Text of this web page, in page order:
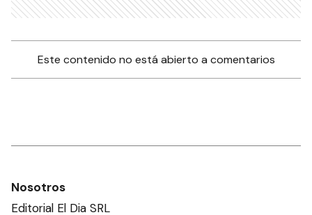
Este contenido no está abierto a comentarios
Nosotros
Editorial El Dia SRL